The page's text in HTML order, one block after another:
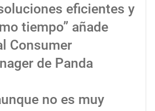
eficientes y
tiempo” añade
Consumer
de Panda
no es muy